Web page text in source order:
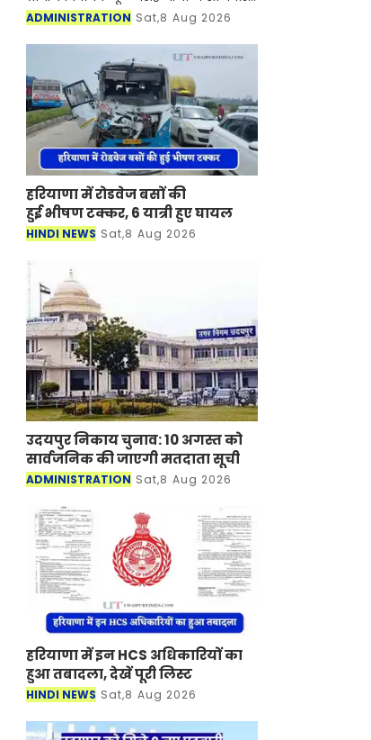
को जिले में वन स्टॉप सेंटर (सखी केंद्र) के
ADMINISTRATION Sat,8 Aug 2026
हरियाणा में रोडवेज बसों की
हुई भीषण टक्कर, 6 यात्री हुए घायल
HINDI NEWS Sat,8 Aug 2026
उदयपुर निकाय चुनाव: 10 अगस्त को
सार्वजनिक की जाएगी मतदाता सूची
ADMINISTRATION Sat,8 Aug 2026
हरियाणा में इन HCS अधिकारियों का
हुआ तबादला, देखें पूरी लिस्ट
HINDI NEWS Sat,8 Aug 2026